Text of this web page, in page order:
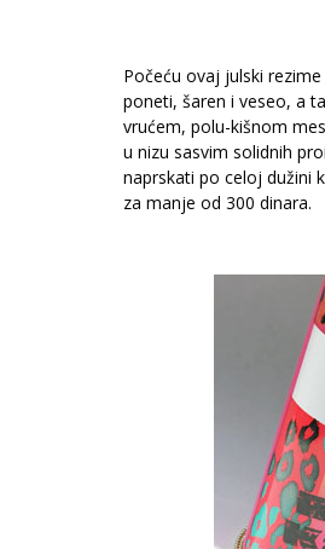
Počeću ovaj julski rezime
poneti, šaren i veseo, a
vrućem, polu-kišnom
u nizu sasvim solidnih
naprskati po celoj dužini
za manje od 300 dinara.